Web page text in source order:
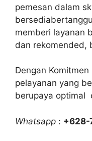
pemesan dalam
memberi layanan
dan rekomended,
Dengan
pelayanan yang
berupaya optimal
Whatsapp :